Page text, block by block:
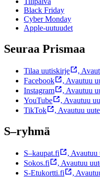
Black Friday
Cyber Monday
Apple-uutuudet
Seuraa Prismaa
Tilaa uutiskirje ,
Facebook
, Avautuu
Instagram
, Avautuu
YouTube
, Avautuu
TikTok
, Avautuu
S–ryhmä
S–kaupat.fi , Avautuu
Sokos.fi
, Avautuu
S-Etukortti.fi
,